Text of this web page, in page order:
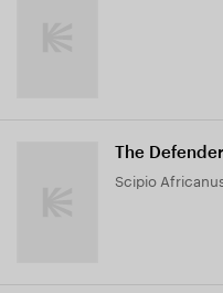
The Defender
Scipio